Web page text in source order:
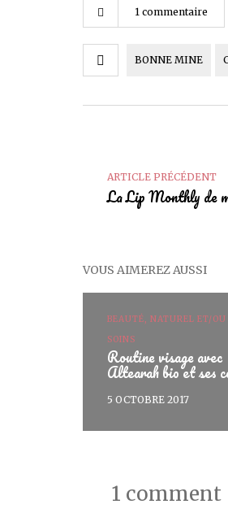
1 commentaire
BONNE MINE
ARTICLE PRÉCÉDENT
La Lip Monthly de
VOUS AIMEREZ AUSSI
BEAUTÉ, NATUREL ET/OU
SOINS
Routine visage avec
Altearah bio et ses
5 OCTOBRE 2017
1 comment